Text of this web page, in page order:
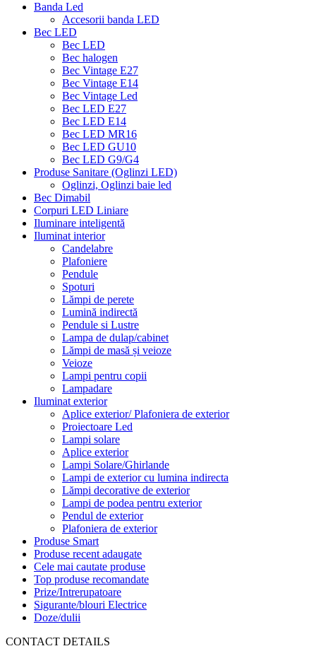
Banda Led
Accesorii banda LED
Bec LED
Bec LED
Bec halogen
Bec Vintage E27
Bec Vintage E14
Bec Vintage Led
Bec LED E27
Bec LED E14
Bec LED MR16
Bec LED GU10
Bec LED G9/G4
Produse Sanitare (Oglinzi LED)
Oglinzi, Oglinzi baie led
Bec Dimabil
Corpuri LED Liniare
Iluminare inteligentă
Iluminat interior
Candelabre
Plafoniere
Pendule
Spoturi
Lămpi de perete
Lumină indirectă
Pendule si Lustre
Lampa de dulap/cabinet
Lămpi de masă și veioze
Veioze
Lampi pentru copii
Lampadare
Iluminat exterior
Aplice exterior/ Plafoniera de exterior
Proiectoare Led
Lampi solare
Aplice exterior
Lampi Solare/Ghirlande
Lampi de exterior cu lumina indirecta
Lămpi decorative de exterior
Lampi de podea pentru exterior
Pendul de exterior
Plafoniera de exterior
Produse Smart
Produse recent adaugate
Cele mai cautate produse
Top produse recomandate
Prize/Intrerupatoare
Sigurante/blouri Electrice
Doze/dulii
CONTACT DETAILS